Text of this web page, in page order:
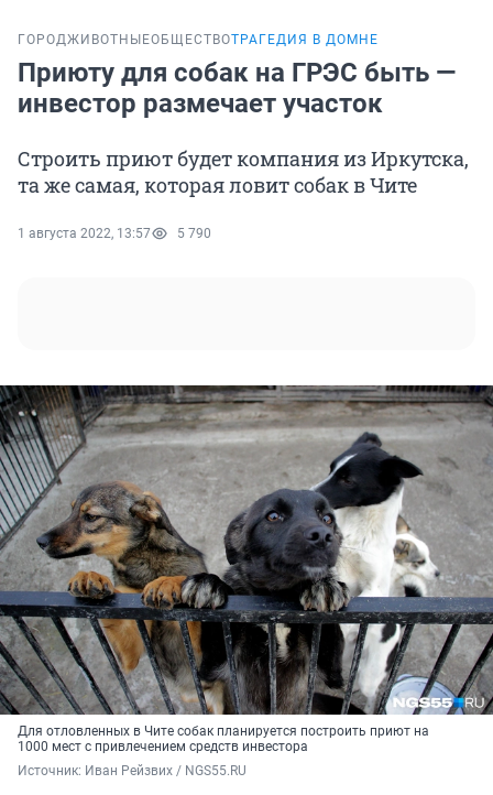
ГОРОДЖИВОТНЫЕОБЩЕСТВОТРАГЕДИЯ В ДОМНЕ
Приюту для собак на ГРЭС быть —
инвестор размечает участок
Строить приют будет компания из Иркутска,
та же самая, которая ловит собак в Чите
1 августа 2022, 13:57 5 790
Для отловленных в Чите собак планируется построить приют на
1000 мест с привлечением средств инвестора
Источник: Иван Рейзвих / NGS55.RU